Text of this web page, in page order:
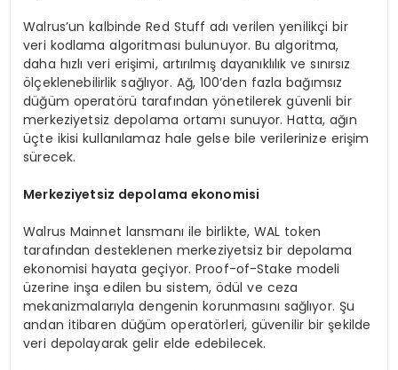
Walrus’un kalbinde Red Stuff adı verilen yenilikçi bir
veri kodlama algoritması bulunuyor. Bu algoritma,
daha hızlı veri erişimi, artırılmış dayanıklılık ve sınırsız
ölçeklenebilirlik sağlıyor. Ağ, 100’den fazla bağımsız
düğüm operatörü tarafından yönetilerek güvenli bir
merkeziyetsiz depolama ortamı sunuyor. Hatta, ağın
üçte ikisi kullanılamaz hale gelse bile verilerinize erişim
sürecek.
Merkeziyetsiz depolama ekonomisi
Walrus Mainnet lansmanı ile birlikte, WAL token
tarafından desteklenen merkeziyetsiz bir depolama
ekonomisi hayata geçiyor. Proof-of-Stake modeli
üzerine inşa edilen bu sistem, ödül ve ceza
mekanizmalarıyla dengenin korunmasını sağlıyor. Şu
andan itibaren düğüm operatörleri, güvenilir bir şekilde
veri depolayarak gelir elde edebilecek.